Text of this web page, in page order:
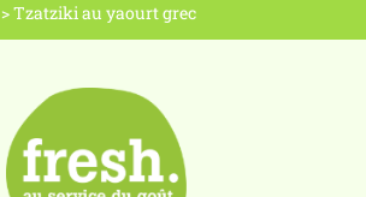
>Tzatziki au yaourt grec